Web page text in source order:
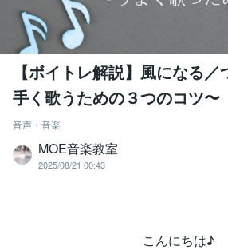
【ボイトレ解説】風になる
手く歌うための３つのコツ〜
音声・音楽
MOE音楽教室
2025/08/21 00:43
こんにちは♪